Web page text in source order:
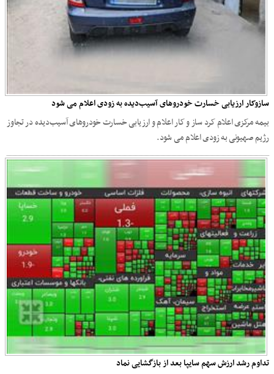
سازوکار ارزیابی خسارت خودروهای آسیب‌دیده به زودی اعلام می شود
بیمه مرکزی اعلام کرد ساز و کار اعلام و ارزیابی خسارت خودروهای آسیب‌دیده در تجاوز
رژیم صهیونی به زودی اعلام می شود.
تداوم رشد ارزش سهم سایپا بعد از بازگشایی نماد